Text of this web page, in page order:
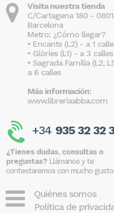
Visita nuestra tienda
C/Cartagena 180 -
Barcelona
Metro: ¿Cómo llegar?
• Encants (L2) - a 1 calle
• Glòries (L1) - a 3 calles
• Sagrada Familia (L2,
a 6 calles
Más información:
www.libreriaabba.com
+34 935 32 32
¿Tienes dudas, consultas o
preguntas? Llámanos y te
contestaremos con mucho gusto.
Quiénes somos
Política de